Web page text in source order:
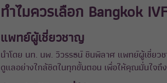
ทำไมควรเลือก Bangkok
แพทย์ผู้เชี่ยวชาญ
นำโดย นท. นพ. วิวรรธน์ ชินพิลาศ แพทย์ผู้เชี่ย
ดูแลอย่างใกล้ชิดในทุกขั้นตอน เพื่อให้คุณมั่นใจถึ